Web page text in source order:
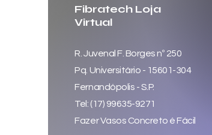
Fibratech Loja
Virtual
R. Juvenal F. Borges nº 250
Pq. Universitário - 15601-304
Fernandópolis - S.P.
Tel: (17) 99635-9271
Fazer Vasos Concreto é Fácil